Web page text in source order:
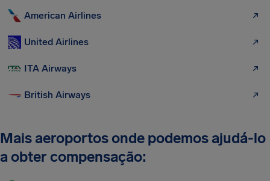
American Airlines
United Airlines
ITA Airways
British Airways
Mais aeroportos onde podemos ajudá-lo
a obter compensação: